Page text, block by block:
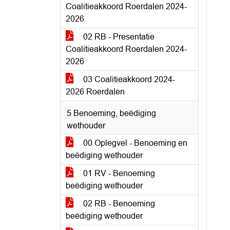
Coalitieakkoord Roerdalen 2024-
2026
02 RB - Presentatie
Coalitieakkoord Roerdalen 2024-
2026
03 Coalitieakkoord 2024-
2026 Roerdalen
5 Benoeming, beëdiging
wethouder
00 Oplegvel - Benoeming en
beëdiging wethouder
01 RV - Benoeming
beëdiging wethouder
02 RB - Benoeming
beëdiging wethouder